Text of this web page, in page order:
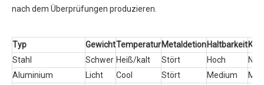
nach dem Überprüfungen produzieren.
Typ GewichtTemperaturMetaldetionHaltbarkeit
Stahl
Schwer Heiß/kalt Stört Hoch
Aluminium
Licht Cool Stört Medium